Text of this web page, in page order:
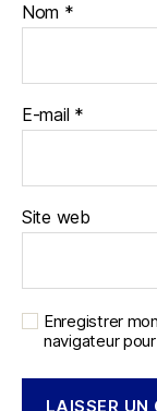
Nom *
E-mail *
Site web
Enregistrer
navigateur